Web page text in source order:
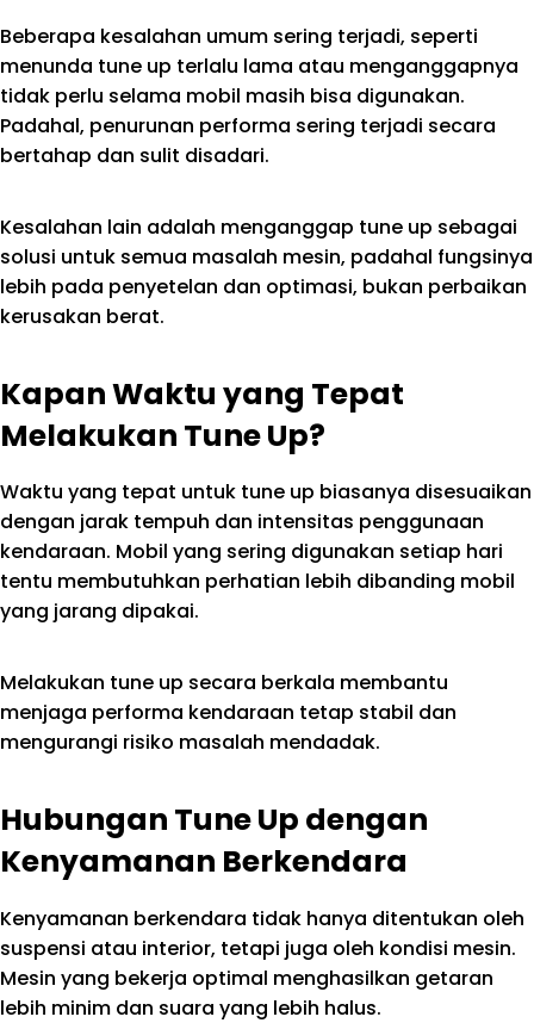
Beberapa kesalahan umum sering terjadi, seperti
menunda tune up terlalu lama atau menganggapnya
tidak perlu selama mobil masih bisa digunakan.
Padahal, penurunan performa sering terjadi secara
bertahap dan sulit disadari.
Kesalahan lain adalah menganggap tune up sebagai
solusi untuk semua masalah mesin, padahal fungsinya
lebih pada penyetelan dan optimasi, bukan perbaikan
kerusakan berat.
Kapan Waktu yang Tepat
Melakukan Tune Up?
Waktu yang tepat untuk tune up biasanya disesuaikan
dengan jarak tempuh dan intensitas penggunaan
kendaraan. Mobil yang sering digunakan setiap hari
tentu membutuhkan perhatian lebih dibanding mobil
yang jarang dipakai.
Melakukan tune up secara berkala membantu
menjaga performa kendaraan tetap stabil dan
mengurangi risiko masalah mendadak.
Hubungan Tune Up dengan
Kenyamanan Berkendara
Kenyamanan berkendara tidak hanya ditentukan oleh
suspensi atau interior, tetapi juga oleh kondisi mesin.
Mesin yang bekerja optimal menghasilkan getaran
lebih minim dan suara yang lebih halus.